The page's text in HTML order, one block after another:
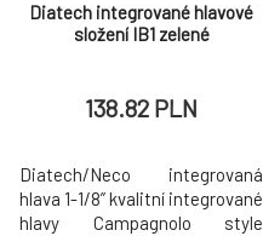
Diatech integrované hlavové
složení IB1 zelené
138.82 PLN
Diatech/Neco integrovaná
hlava 1-1/8” kvalitní integrované
hlavy Campagnolo style